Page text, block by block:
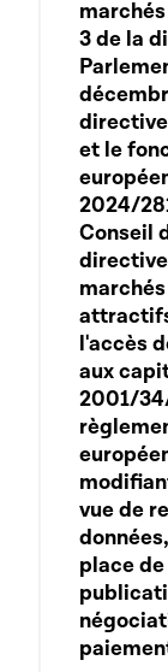
3 de la
et le
2024/
Conseil
l'accès
aux
2001/
vue de
place